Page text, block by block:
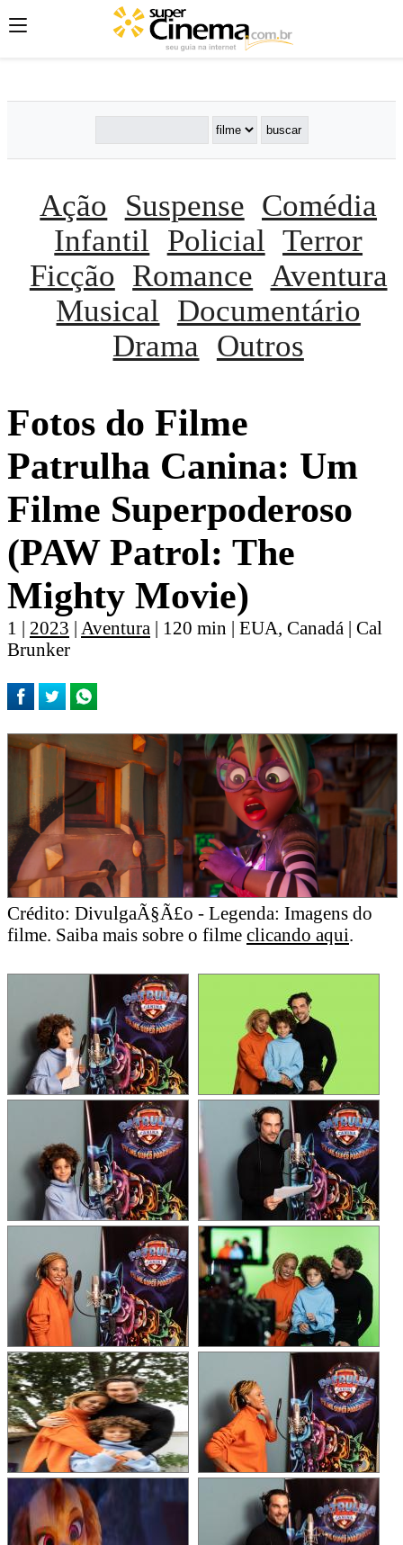
';';
Ação Suspense Comédia
Infantil
Policial Terror
Ficção Romance Aventura
Musical
Documentário
Drama
Outros
Fotos do Filme
Patrulha Canina: Um
Filme Superpoderoso
(PAW Patrol: The
Mighty Movie)
1 | 2023 | Aventura | 120 min | EUA, Canadá | Cal
Brunker
Crédito: DivulgaÃ§Ã£o - Legenda: Imagens do
filme. Saiba mais sobre o filme clicando aqui.